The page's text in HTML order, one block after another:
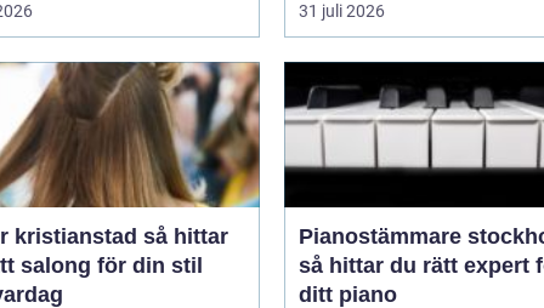
31 juli 2026
så hittar
salong för din stil
Pianostämmare
så hittar du rätt expert
ditt piano